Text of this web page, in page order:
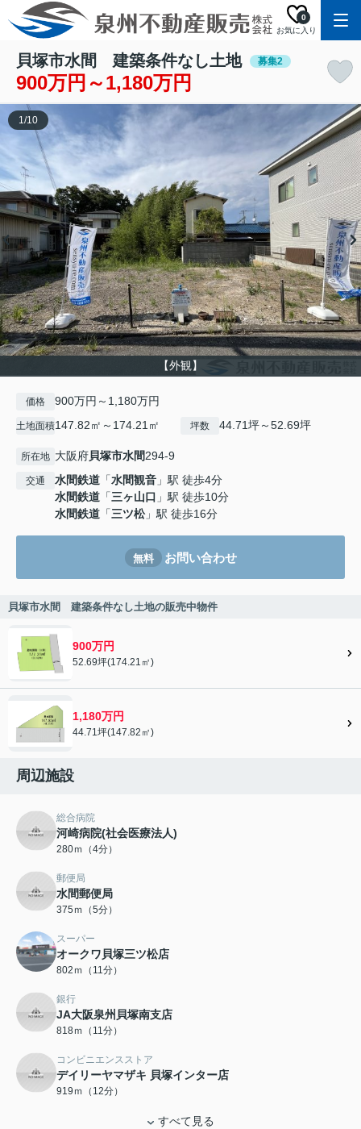
お気に入り
0
貝塚市水間 建築条件なし土地 募集2
900万円～1,180万円
【外観】
1/10
価格 900万円～1,180万円
土地面積147.82㎡～174.21㎡ 坪数 44.71坪～52.69坪
所在地 大阪府貝塚市水間294-9
交通 水間鉄道 「水間観音 」駅 徒歩4分
水間鉄道 「三ヶ山口 」駅 徒歩10分
水間鉄道 「三ツ松」駅 徒歩16分
無料 お問い合わせ
貝塚市水間 建築条件なし土地の販売中物件
900万円
52.69坪(174.21㎡)
1,180万円
44.71坪(147.82㎡)
周辺施設
総合病院
河崎病院(社会医療法人)
280ｍ（4分）
郵便局
水間郵便局
375ｍ（5分）
スーパー
オークワ貝塚三ツ松店
802ｍ（11分）
銀行
JA大阪泉州貝塚南支店
818ｍ（11分）
コンビニエンスストア
デイリーヤマザキ 貝塚インター店
919ｍ（12分）
すべて見る